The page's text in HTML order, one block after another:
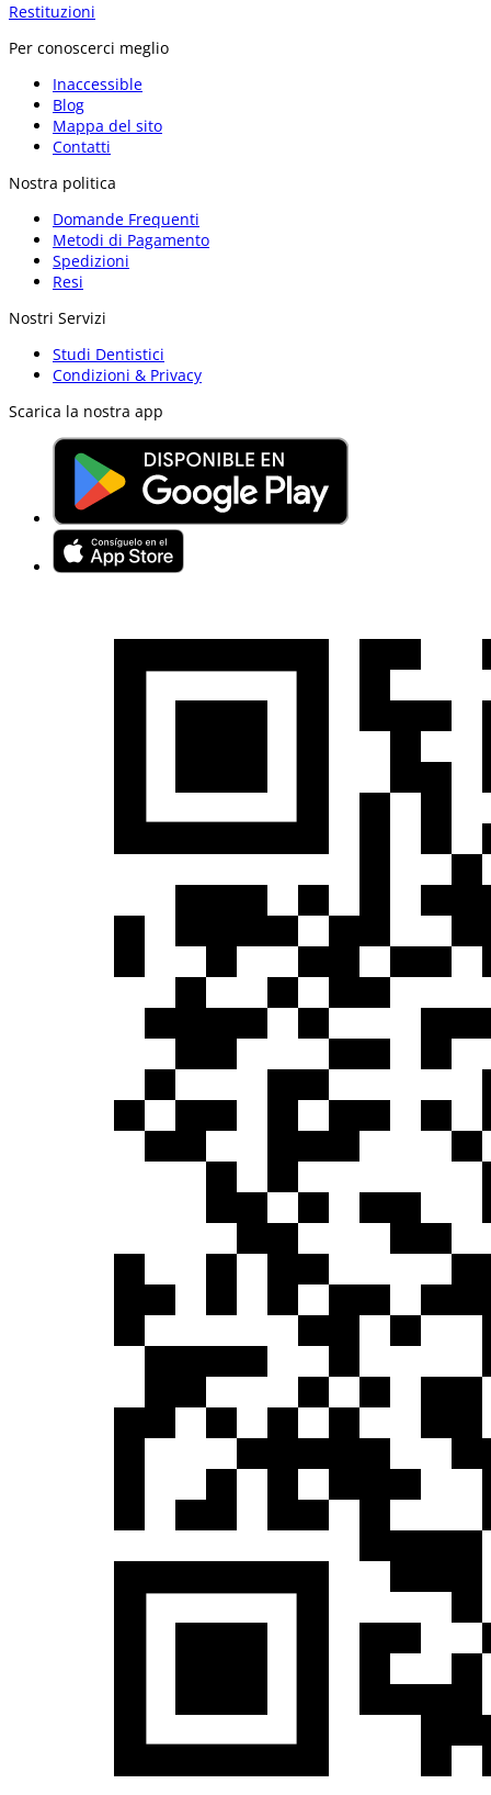
Restituzioni
Per conoscerci meglio
Inaccessible
Blog
Mappa del sito
Contatti
Nostra politica
Domande Frequenti
Metodi di Pagamento
Spedizioni
Resi
Nostri Servizi
Studi Dentistici
Condizioni & Privacy
Scarica la nostra app